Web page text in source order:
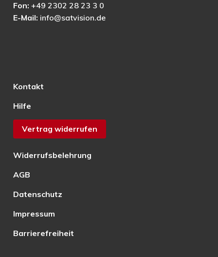
Fon: +49 2302 28 23 3 0
E-Mail: info@satvision.de
Kontakt
Hilfe
Vertrag widerrufen
Widerrufsbelehrung
AGB
Datenschutz
Impressum
Barrierefreiheit